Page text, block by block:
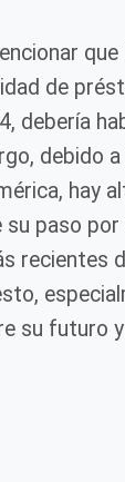
que
de
debería
debido
hay
su paso por
recientes
su futuro